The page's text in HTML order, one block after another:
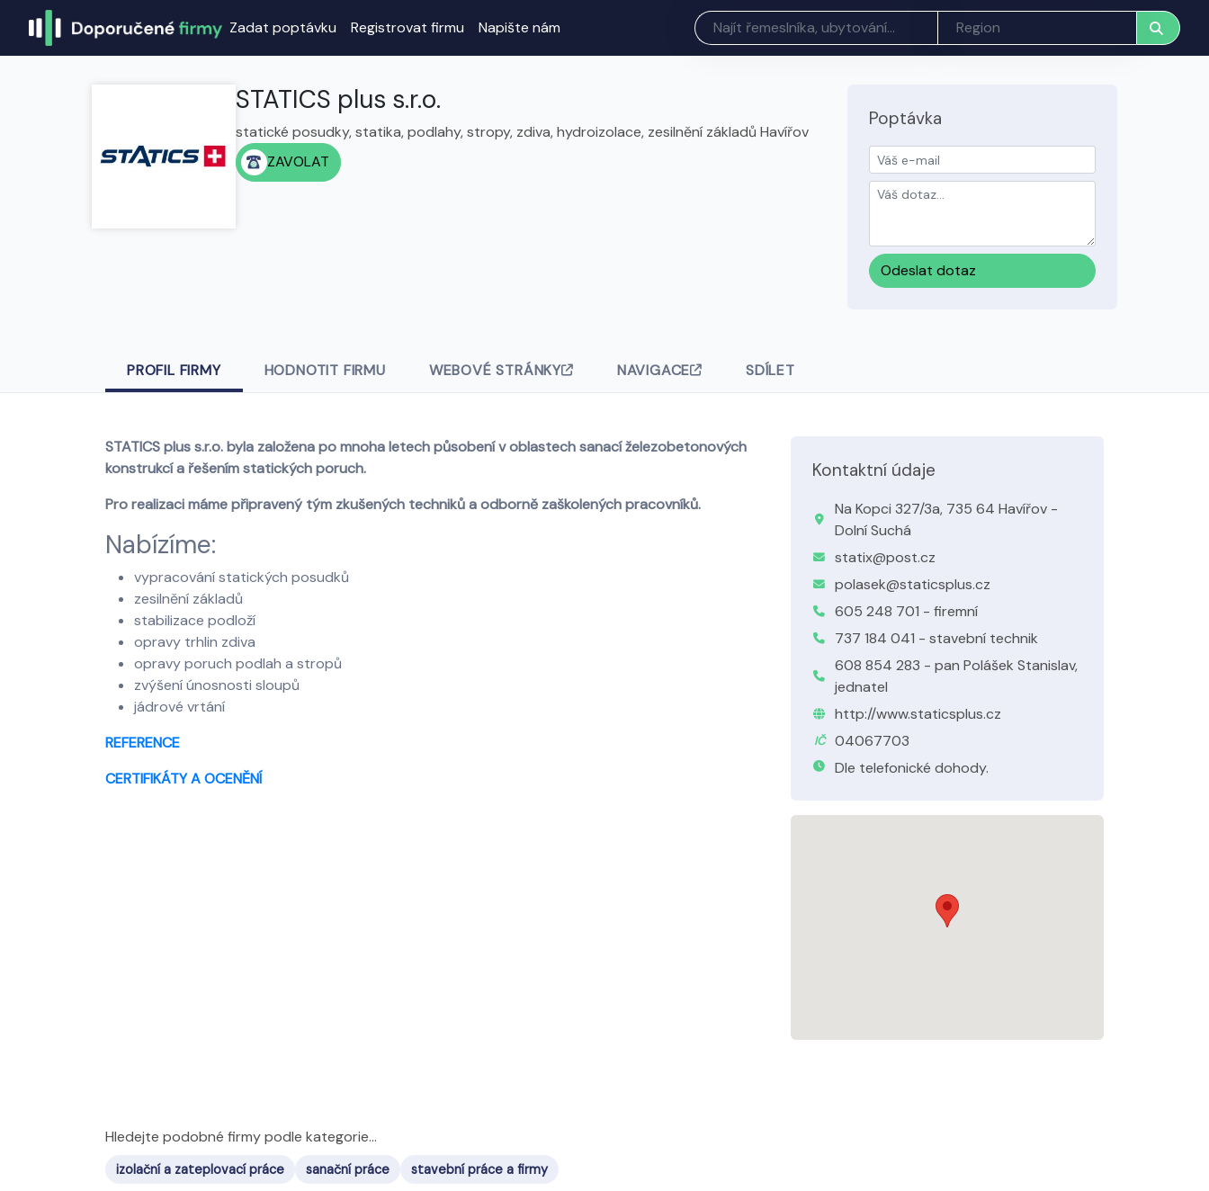
Zadat poptávku Registrovat firmu Napište nám
STATICS plus s.r.o.
statické posudky, statika, podlahy, stropy, zdiva, hydroizolace, zesilnění základů Havířov
ZAVOLAT
Poptávka
Odeslat dotaz
PROFIL FIRMY HODNOTIT FIRMU WEBOVÉ STRÁNKY NAVIGACE SDÍLET
STATICS plus s.r.o. byla založena po mnoha letech působení v oblastech sanací železobetonových
konstrukcí a řešením statických poruch.
Pro realizaci máme připravený tým zkušených techniků a odborně zaškolených pracovníků.
Nabízíme:
vypracování statických posudků
zesilnění základů
stabilizace podloží
opravy trhlin zdiva
opravy poruch podlah a stropů
zvýšení únosnosti sloupů
jádrové vrtání
REFERENCE
CERTIFIKÁTY A OCENĚNÍ
Kontaktní údaje
Na Kopci 327/3a, 735 64 Havířov -
Dolní Suchá
statix@post.cz
polasek@staticsplus.cz
605 248 701 - firemní
737 184 041 - stavební technik
608 854 283 - pan Polášek Stanislav,
jednatel
http://www.staticsplus.cz
IČ
04067703
Dle telefonické dohody.
Hledejte podobné firmy podle kategorie...
izolační a zateplovací práce sanační práce stavební práce a firmy